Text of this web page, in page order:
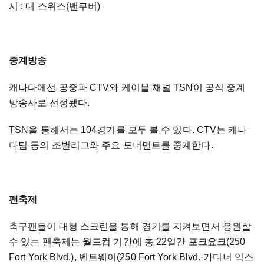
시 : 대 스위스(밴쿠버)
중계방송
캐나다에선 공중파 CTV와 케이블 채널 TSN이 공식 중계
방송사로 선정됐다.
TSN을 통해서는 104경기를 모두 볼 수 있다. CTV는 캐나
다팀 등의 조별리그와 주요 토너먼트를 중계한다.
팬축제
축구팬들이 대형 스크린을 통해 경기를 지켜보면서 응원할
수 있는 팬축제는 월드컵 기간에 총 22일간 포크요크(250
Fort York Blvd.), 벤트웨이(250 Fort York Blvd.·가디너 익스